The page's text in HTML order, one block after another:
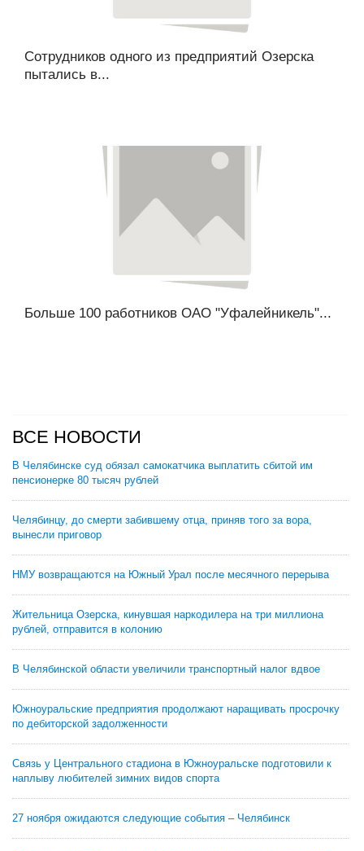
Сотрудников одного из предприятий Озерска
пытались в...
Больше 100 работников ОАО "Уфалейникель"...
ВСЕ НОВОСТИ
В Челябинске суд обязал самокатчика выплатить сбитой им
пенсионерке 80 тысяч рублей
Челябинцу, до смерти забившему отца, приняв того за вора,
вынесли приговор
НМУ возвращаются на Южный Урал после месячного перерыва
Жительница Озерска, кинувшая наркодилера на три миллиона
рублей, отправится в колонию
В Челябинской области увеличили транспортный налог вдвое
Южноуральские предприятия продолжают наращивать просрочку
по дебиторской задолженности
Связь у Центрального стадиона в Южноуральске подготовили к
наплыву любителей зимних видов спорта
27 ноября ожидаются следующие события – Челябинск